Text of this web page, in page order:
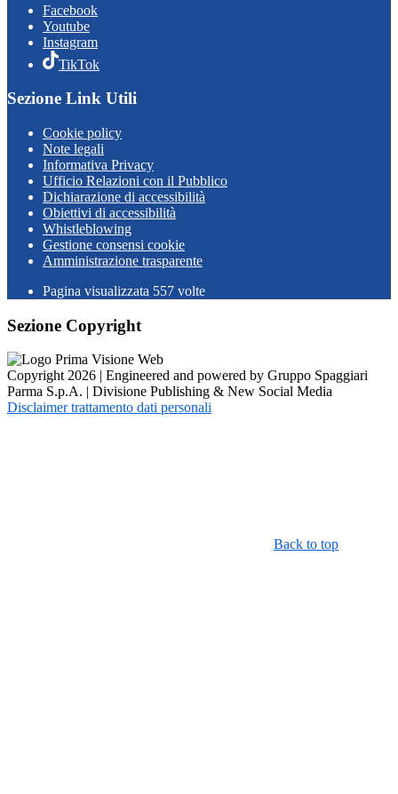
Facebook
Youtube
Instagram
TikTok
Sezione Link Utili
Cookie policy
Note legali
Informativa Privacy
Ufficio Relazioni con il Pubblico
Dichiarazione di accessibilità
Obiettivi di accessibilità
Whistleblowing
Gestione consensi cookie
Amministrazione trasparente
Pagina visualizzata 557 volte
Sezione Copyright
Copyright 2026 | Engineered and powered by Gruppo Spaggiari
Parma S.p.A. | Divisione Publishing & New Social Media
Disclaimer trattamento dati personali
Back to top